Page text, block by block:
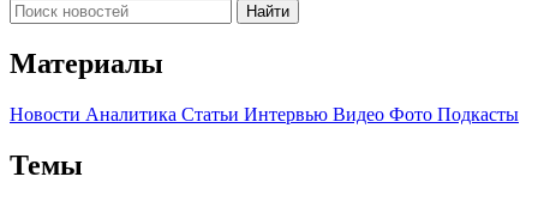
Найти
Материалы
Новости Аналитика Статьи Интервью Видео Фото Подкасты
Темы